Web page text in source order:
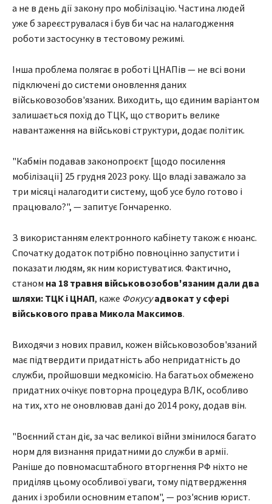
а не в день дії закону про мобілізацію. Частина людей
уже б зареєструвалася і був би час на налагодження
роботи застосунку в тестовому режимі.
Інша проблема полягає в роботі ЦНАПів — не всі вони
підключені до системи оновлення даних
військовозобов'язаних. Виходить, що єдиним варіантом
залишається похід до ТЦК, що створить велике
навантаження на військові структури, додає політик.
"Кабмін подавав законопроєкт [щодо посилення
мобілізації] 25 грудня 2023 року. Що владі заважало за
три місяці налагодити систему, щоб усе було готово і
працювало?", — запитує Гончаренко.
З використанням електронного кабінету також є нюанс.
Спочатку додаток потрібно повноцінно запустити і
показати людям, як ним користуватися. Фактично,
станом на 18 травня військовозобов'язаним дали два
шляхи: ТЦК і ЦНАП, каже Фокусуадвокат у сфері
військового права Микола Максимов.
Виходячи з нових правил, кожен військовозобов'язаний
має підтвердити придатність або непридатність до
служби, пройшовши медкомісію. На багатьох обмежено
придатних очікує повторна процедура ВЛК, особливо
на тих, хто не оновлював дані до 2014 року, додав він.
"Воєнний стан діє, за час великої війни змінилося багато
норм для визнання придатними до служби в армії.
Раніше до повномасштабного вторгнення РФ ніхто не
приділяв цьому особливої уваги, тому підтвердження
даних і зробили основним етапом", — роз'яснив юрист.